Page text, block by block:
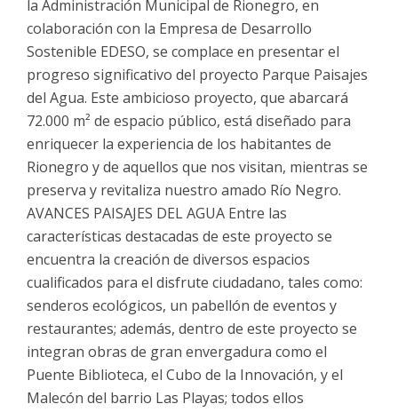
la Administración Municipal de Rionegro, en
colaboración con la Empresa de Desarrollo
Sostenible EDESO, se complace en presentar el
progreso significativo del proyecto Parque Paisajes
del Agua. Este ambicioso proyecto, que abarcará
72.000 m² de espacio público, está diseñado para
enriquecer la experiencia de los habitantes de
Rionegro y de aquellos que nos visitan, mientras se
preserva y revitaliza nuestro amado Río Negro.
AVANCES PAISAJES DEL AGUA Entre las
características destacadas de este proyecto se
encuentra la creación de diversos espacios
cualificados para el disfrute ciudadano, tales como:
senderos ecológicos, un pabellón de eventos y
restaurantes; además, dentro de este proyecto se
integran obras de gran envergadura como el
Puente Biblioteca, el Cubo de la Innovación, y el
Malecón del barrio Las Playas; todos ellos